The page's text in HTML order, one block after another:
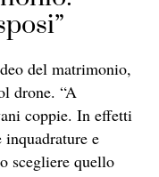
del matrimonio,
drone. “A
coppie. In effetti
inquadrature e
scegliere quello